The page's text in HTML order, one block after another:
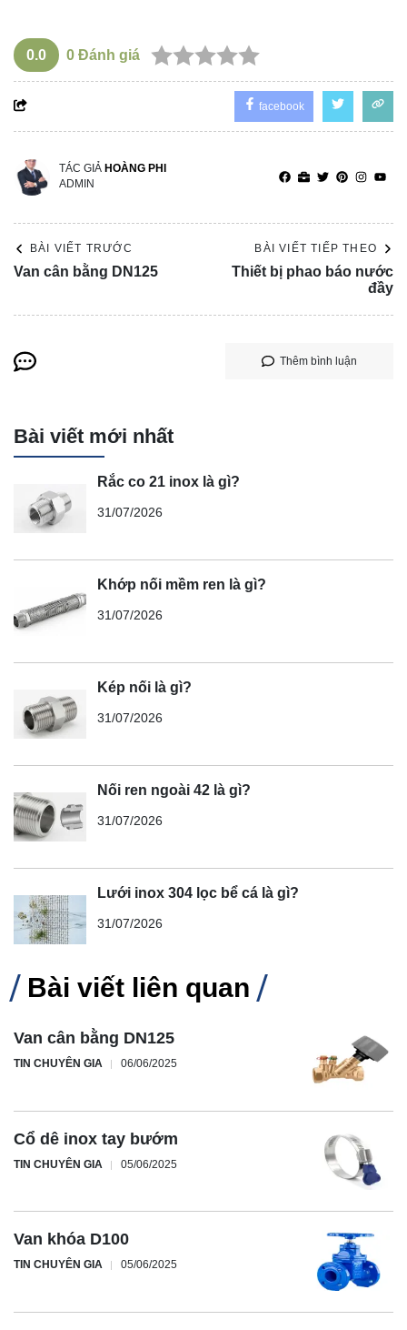
0.0 0 Đánh giá
facebook
TÁC GIẢ HOÀNG PHI
ADMIN
BÀI VIẾT TRƯỚC
Van cân bằng DN125
BÀI VIẾT TIẾP THEO
Thiết bị phao báo nước
đầy
Thêm bình luận
Bài viết mới nhất
Rắc co 21 inox là gì?
31/07/2026
Khớp nối mềm ren là gì?
31/07/2026
Kép nối là gì?
31/07/2026
Nối ren ngoài 42 là gì?
31/07/2026
Lưới inox 304 lọc bể cá là gì?
31/07/2026
Bài viết liên quan
Van cân bằng DN125
TIN CHUYÊN GIA 06/06/2025
Cổ dê inox tay bướm
TIN CHUYÊN GIA 05/06/2025
Van khóa D100
TIN CHUYÊN GIA 05/06/2025